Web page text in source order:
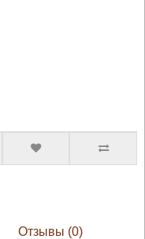
Отзывы (0)